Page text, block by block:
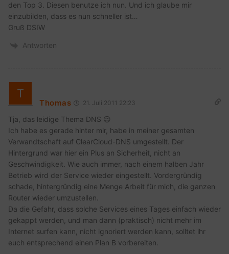
den Top 3. Diesen benutze ich nun. Und ich glaube mir
einzubilden, dass es nun schneller ist…
Gruß DSIW
Antworten
Thomas 21. Juli 2011 22:23
Tja, das leidige Thema DNS 😉
Ich habe es gerade hinter mir, habe in meiner gesamten
Verwandtschaft auf ClearCloud-DNS umgestellt. Der
Hintergrund war hier ein Plus an Sicherheit, nicht an
Geschwindigkeit. Wie auch immer, nach einem halben Jahr
Betrieb wird der Service wieder eingestellt. Vordergründig
schade, hintergründig eine Menge Arbeit für mich, die ganzen
Router wieder umzustellen.
Da die Gefahr, dass solche Services eines Tages einfach wieder
gekappt werden, und man dann (praktisch) nicht mehr im
Internet surfen kann, nicht ignoriert werden kann, solltet ihr
euch entsprechend einen Plan B vorbereiten.